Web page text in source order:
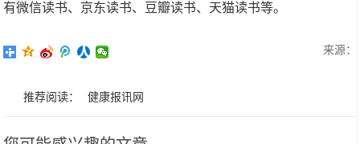
有微信读书、京东读书、豆瓣读书、天猫读书等。
来源：
推荐阅读： 健康报讯网